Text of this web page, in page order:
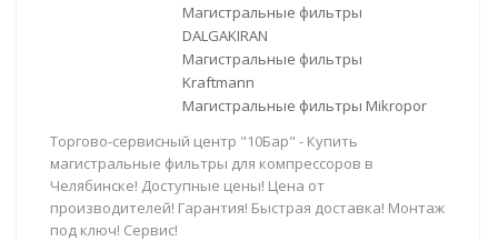
Магистральные фильтры
DALGAKIRAN
Магистральные фильтры
Kraftmann
Магистральные фильтры Mikropor
Торгово-сервисный центр "10Бар" - Купить
магистральные фильтры для компрессоров в
Челябинске! Доступные цены! Цена от
производителей! Гарантия! Быстрая доставка! Монтаж
под ключ! Сервис!